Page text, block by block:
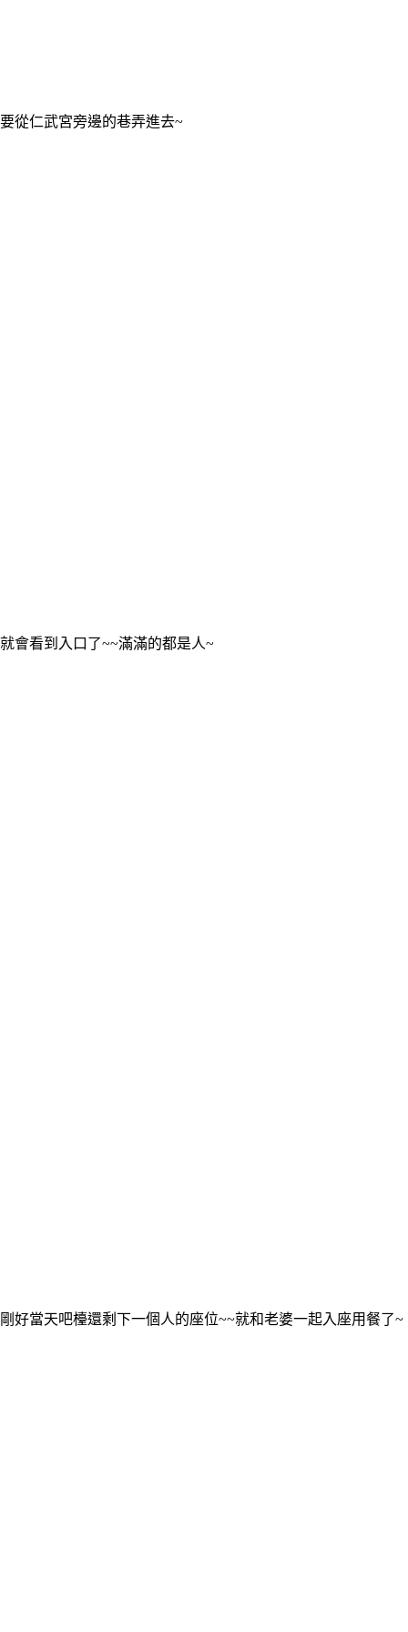
要從仁武宮旁邊的巷弄進去~
就會看到入口了~~滿滿的都是人~
剛好當天吧檯還剩下一個人的座位~~就和老婆一起入座用餐了~